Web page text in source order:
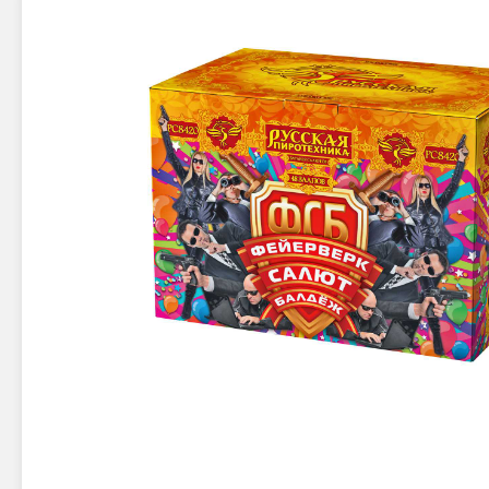
Фейерверки на свадьбу
Фейерверк-шоу
Батареи салютов
Цветной дым
Батареи салютов
Маленькие фейерверки
Корсары
Жуки